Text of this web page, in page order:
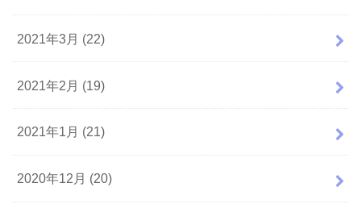
2021年3月 (22)
2021年2月 (19)
2021年1月 (21)
2020年12月 (20)